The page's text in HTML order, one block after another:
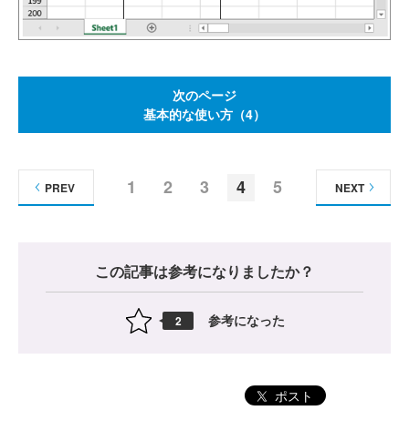
次のページ
基本的な使い方（4）
1 2 3 4 5
PREV NEXT
この記事は参考になりましたか？
2 参考になった
ポスト